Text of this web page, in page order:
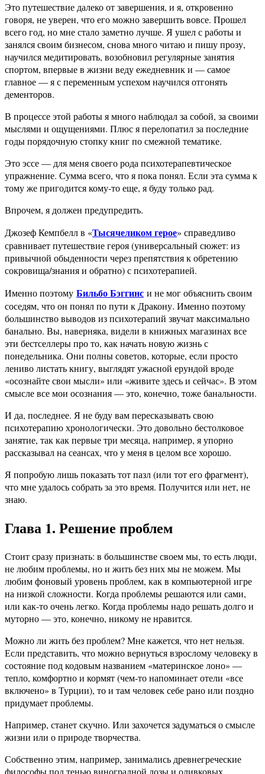
Это путешествие далеко от завершения, и я, откровенно
говоря, не уверен, что его можно завершить вовсе. Прошел
всего год, но мне стало заметно лучше. Я ушел с работы и
занялся своим бизнесом, снова много читаю и пишу прозу,
научился медитировать, возобновил регулярные занятия
спортом, впервые в жизни веду ежедневник и — самое
главное — я с переменным успехом научился отгонять
дементоров.
В процессе этой работы я много наблюдал за собой, за своими
мыслями и ощущениями. Плюс я перелопатил за последние
годы порядочную стопку книг по смежной тематике.
Это эссе — для меня своего рода психотерапевтическое
упражнение. Сумма всего, что я пока понял. Если эта сумма к
тому же пригодится кому-то еще, я буду только рад.
Впрочем, я должен предупредить.
Джозеф Кемпбелл в «Тысячеликом герое» справедливо
сравнивает путешествие героя (универсальный сюжет: из
привычной обыденности через препятствия к обретению
сокровища/знания и обратно) с психотерапией.
Именно поэтому Бильбо Бэггинс и не мог объяснить своим
соседям, что он понял по пути к Дракону. Именно поэтому
большинство выводов из психотерапий звучат максимально
банально. Вы, наверняка, видели в книжных магазинах все
эти бестселлеры про то, как начать новую жизнь с
понедельника. Они полны советов, которые, если просто
лениво листать книгу, выглядят ужасной ерундой вроде
«осознайте свои мысли» или «живите здесь и сейчас». В этом
смысле все мои осознания — это, конечно, тоже банальности.
И да, последнее. Я не буду вам пересказывать свою
психотерапию хронологически. Это довольно бестолковое
занятие, так как первые три месяца, например, я упорно
рассказывал на сеансах, что у меня в целом все хорошо.
Я попробую лишь показать тот пазл (или тот его фрагмент),
что мне удалось собрать за это время. Получится или нет, не
знаю.
Глава 1. Решение проблем
Стоит сразу признать: в большинстве своем мы, то есть люди,
не любим проблемы, но и жить без них мы не можем. Мы
любим фоновый уровень проблем, как в компьютерной игре
на низкой сложности. Когда проблемы решаются или сами,
или как-то очень легко. Когда проблемы надо решать долго и
муторно — это, конечно, никому не нравится.
Можно ли жить без проблем? Мне кажется, что нет нельзя.
Если представить, что можно вернуться взрослому человеку в
состояние под кодовым названием «материнское лоно» —
тепло, комфортно и кормят (чем-то напоминает отели «все
включено» в Турции), то и там человек себе рано или поздно
придумает проблемы.
Например, станет скучно. Или захочется задуматься о смысле
жизни или о природе творчества.
Собственно этим, например, занимались древнегреческие
философы под тенью виноградной лозы и оливковых